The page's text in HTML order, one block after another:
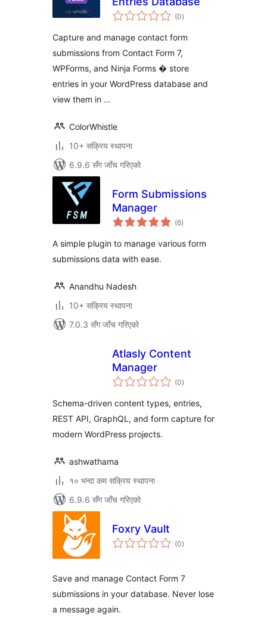
(0कुल
रेटिङ्गहरू
)
Capture and manage contact form
submissions from Contact Form 7,
WPForms, and Ninja Forms � store
entries in your WordPress database and
view them in …
ColorWhistle
10+ सक्रिय स्थापना
6.9.6 सँग जाँच गरिएको
Form Submissions
Manager
(6कुल
रेटिङ्गहरू
)
A simple plugin to manage various form
submissions data with ease.
Anandhu Nadesh
10+ सक्रिय स्थापना
7.0.3 सँग जाँच गरिएको
Atlasly Content
Manager
(0कुल
रेटिङ्गहरू
)
Schema-driven content types, entries,
REST API, GraphQL, and form capture for
modern WordPress projects.
ashwathama
१० भन्दा कम सक्रिय स्थापना
6.9.6 सँग जाँच गरिएको
Foxry Vault
(0कुल
रेटिङ्गहरू
)
Save and manage Contact Form 7
submissions in your database. Never lose
a message again.